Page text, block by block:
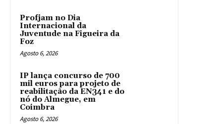
Profjam no Dia
Internacional da
Juventude na Figueira da
Foz
Agosto 6, 2026
IP lança concurso de 700
mil euros para projeto de
reabilitação da EN341 e do
nó do Almegue, em
Coimbra
Agosto 6, 2026